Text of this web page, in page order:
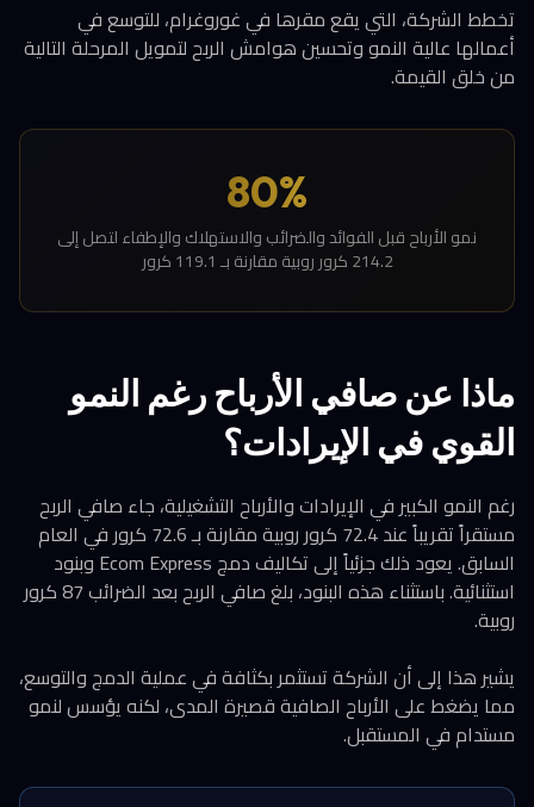
تخطط الشركة، التي يقع مقرها في غوروغرام، للتوسع في
أعمالها عالية النمو وتحسين هوامش الربح لتمويل المرحلة التالية
من خلق القيمة.
80%
نمو الأرباح قبل الفوائد والضرائب والاستهلاك والإطفاء لتصل إلى
214.2 كرور روبية مقارنة بـ 119.1 كرور
ماذا عن صافي الأرباح رغم النمو
القوي في الإيرادات؟
رغم النمو الكبير في الإيرادات والأرباح التشغيلية، جاء صافي الربح
مستقراً تقريباً عند 72.4 كرور روبية مقارنة بـ 72.6 كرور في العام
السابق. يعود ذلك جزئياً إلى تكاليف دمج Ecom Express وبنود
استثنائية. باستثناء هذه البنود، بلغ صافي الربح بعد الضرائب 87 كرور
روبية.
يشير هذا إلى أن الشركة تستثمر بكثافة في عملية الدمج والتوسع،
مما يضغط على الأرباح الصافية قصيرة المدى، لكنه يؤسس لنمو
مستدام في المستقبل.